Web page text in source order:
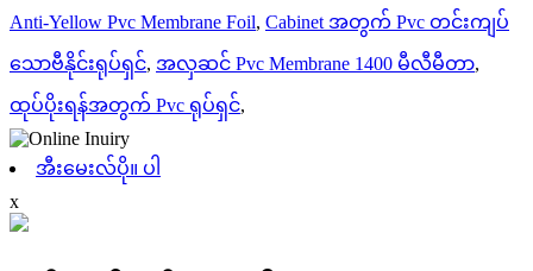
Anti-Yellow Pvc Membrane Foil, Cabinet အတွက် Pvc တင်းကျပ်
သောဗီနိုင်းရုပ်ရှင်, အလှဆင် Pvc Membrane 1400 မီလီမီတာ,
ထုပ်ပိုးရန်အတွက် Pvc ရုပ်ရှင်,
အီးမေးလ်ပို။ ပါ
x